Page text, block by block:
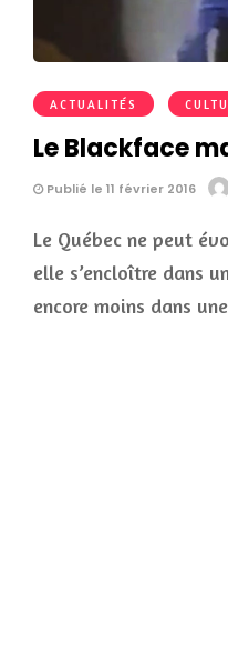
ACTUALITÉS
Le Blackface
Publié le 11 février 2016
Le Québec ne peut
elle s’encloître dans
encore moins dans